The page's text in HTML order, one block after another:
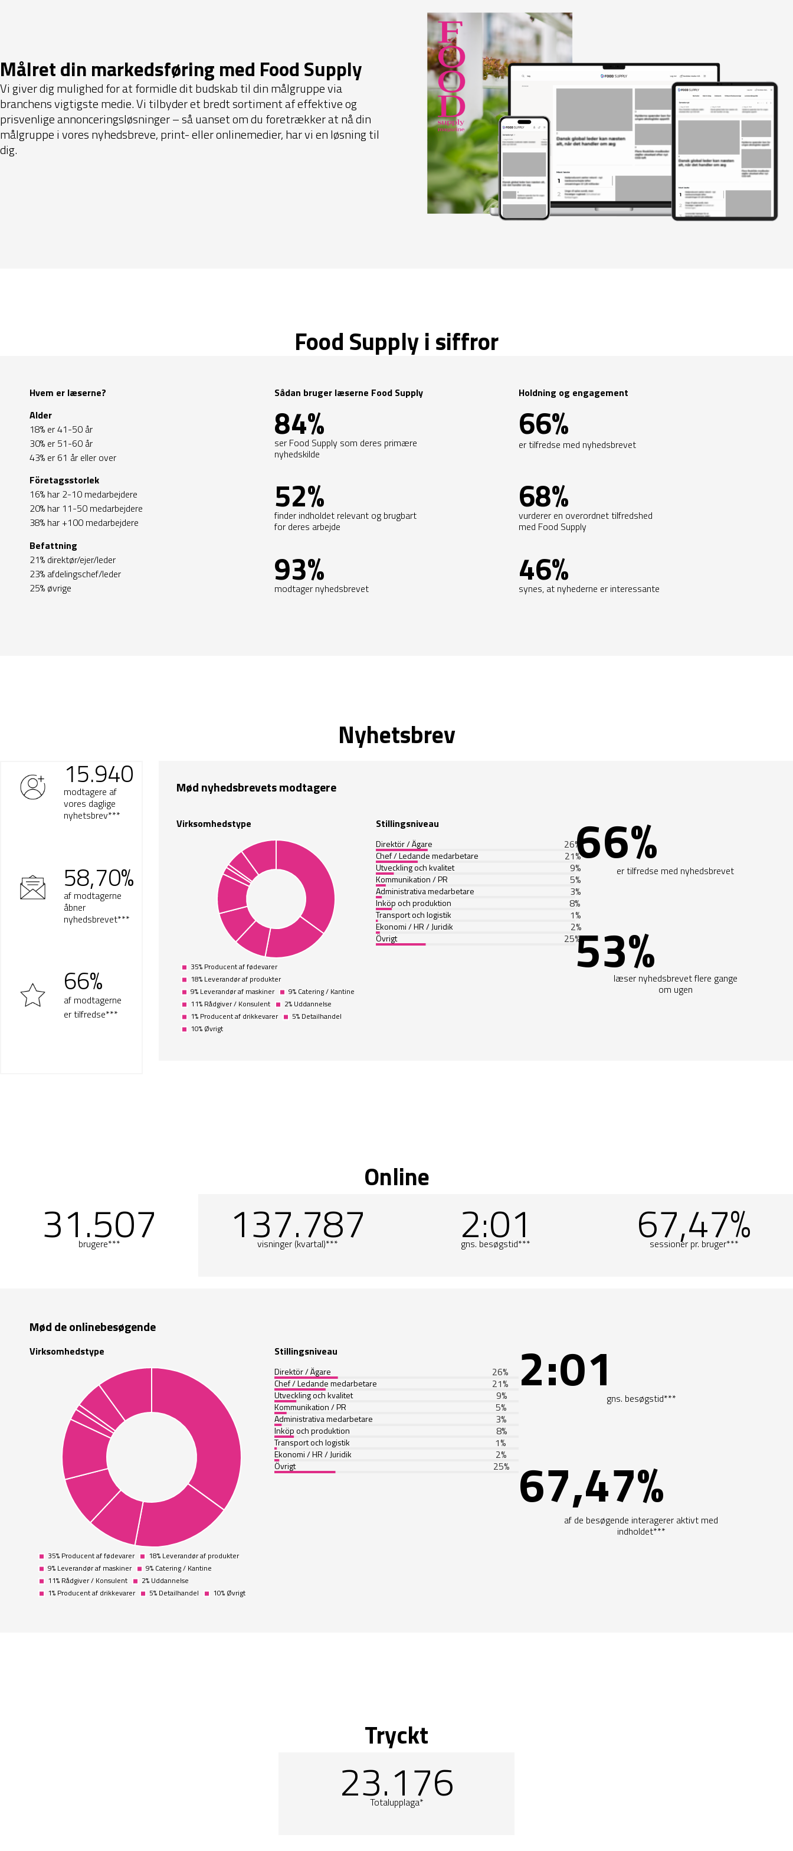
Målret din markedsføring med Food Supply
Vi giver dig mulighed for at formidle dit budskab til din målgruppe via
branchens vigtigste medie. Vi tilbyder et bredt sortiment af effektive og
prisvenlige annonceringsløsninger – så uanset om du foretrækker at nå din
målgruppe i vores nyhedsbreve, print- eller onlinemedier, har vi en løsning til
dig.
Food Supply i siffror
Hvem er læserne? Sådan bruger læserne Food Supply
Holdning og engagement
Alder
18% er 41-50 år
30% er 51-60 år
43% er 61 år eller over
Företagsstorlek
16% har 2-10 medarbejdere
20% har 11-50 medarbejdere
38% har +100 medarbejdere
Befattning
21% direktør/ejer/leder
23% afdelingschef/leder
25% øvrige
84%
ser Food Supply som deres primære
nyhedskilde
52%
finder indholdet relevant og brugbart
for deres arbejde
93%
modtager nyhedsbrevet
66%
er tilfredse med nyhedsbrevet
68%
vurderer en overordnet tilfredshed
med Food Supply
46%
synes, at nyhederne er interessante
Nyhetsbrev
15.940
modtagere af
vores daglige
nyhetsbrev***
58,70%
af modtagerne
åbner
nyhedsbrevet***
66%
af modtagerne
er tilfredse***
Mød nyhedsbrevets modtagere
Virksomhedstype Stillingsniveau
Direktör / Ägare 26%
Chef / Ledande medarbetare 21%
Utveckling och kvalitet 9%
Kommunikation / PR 5%
Administrativa medarbetare 3%
Inköp och produktion 8%
Transport och logistik 1%
Ekonomi / HR / Juridik 2%
Övrigt 25%
66%er tilfredse med nyhedsbrevet
53%læser nyhedsbrevet flere gange
om ugen
Online
31.507
brugere*** 137.787
visninger (kvartal)*** 2:01
gns. besøgstid*** 67,47%
sessioner pr. bruger***
Mød de onlinebesøgende
Virksomhedstype Stillingsniveau
Direktör / Ägare 26%
Chef / Ledande medarbetare 21%
Utveckling och kvalitet 9%
Kommunikation / PR 5%
Administrativa medarbetare 3%
Inköp och produktion 8%
Transport och logistik 1%
Ekonomi / HR / Juridik 2%
Övrigt 25%
2:01gns. besøgstid***
67,47%
af de besøgende interagerer aktivt med
indholdet***
Tryckt
23.176
Totalupplaga*